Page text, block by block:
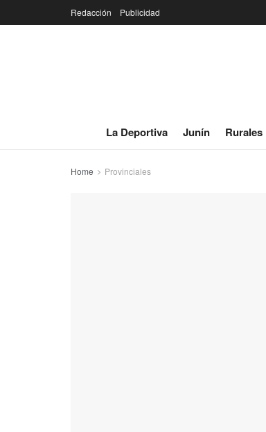
Redacción Publicidad
La Deportiva Junín Rurales
Home Provinciales